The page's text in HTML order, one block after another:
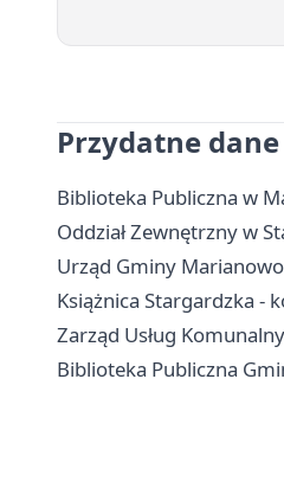
Przydatne
Biblioteka Publiczna w
Oddział Zewnętrzny w
Urząd Gminy
Książnica Stargardzka -
Zarząd Usług
Biblioteka Publiczna